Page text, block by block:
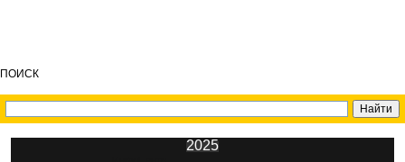
ПОИСК
2025